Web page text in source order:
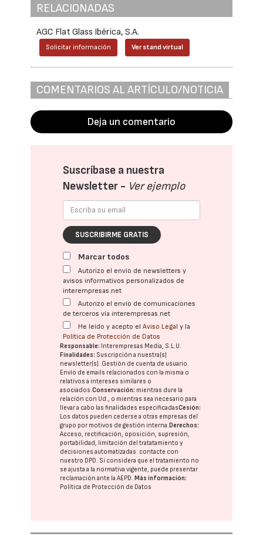
RELACIONADAS
AGC Flat Glass Ibérica, S.A.
Solicitar información Ver stand virtual
COMENTARIOS AL ARTÍCULO/NOTICIA
Deja un comentario
Suscríbase a nuestra
Newsletter - Ver ejemplo
SUSCRIBIRME GRATIS
Marcar todos
Autorizo el envío de newsletters y
avisos informativos personalizados de
interempresas.net
Autorizo el envío de comunicaciones
de terceros vía interempresas.net
He leído y acepto elAviso Legal y la
Política de Protección de Datos
Responsable: Interempresas Media, S.L.U.
Finalidades: Suscripción a nuestra(s)
newsletter(s). Gestión de cuenta de usuario.
Envío de emails relacionados con la misma o
relativos a intereses similares o
asociados.Conservación: mientras dure la
relación con Ud., o mientras sea necesario para
llevar a cabo las finalidades especificadasCesión:
Los datos pueden cederse a otras empresas del
grupo por motivos de gestión interna.Derechos:
Acceso, rectificación, oposición, supresión,
portabilidad, limitación del tratatamiento y
decisiones automatizadas: contacte con
nuestro DPD . Si considera que el tratamiento no
se ajusta a la normativa vigente, puede presentar
reclamación ante laAEPD .Más información:
Política de Protección de Datos